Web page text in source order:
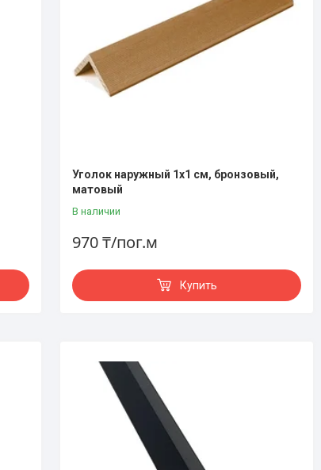
Уголок наружный 1х1 см, бронзовый,
матовый
В наличии
970 ₸/пог.м
Купить